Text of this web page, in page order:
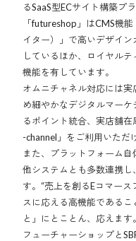
るSaaS型ECサイト構築プ
「futureshop」はCMS機
イター）」で高いデザイ
しているほか、ロイヤル
機能を有しています。
オムニチャネル対応には実
め細やかなデジタルマー
るポイント統合、実店舗
-channel」をご利用いただ
また、プラットフォーム自
他システムとも多数連携
す。“売上を創るEコマー
スに応える高機能である
と」にとことん、応えます。
フューチャーショップと